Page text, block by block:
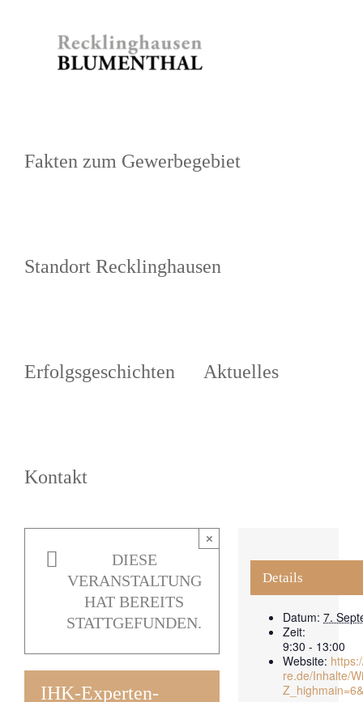
Fakten zum Gewerbegebiet
Standort Recklinghausen
Erfolgsgeschichten Aktuelles
Kontakt
DIESE
VERANSTALTUNG
HAT BEREITS
STATTGEFUNDEN.
×
IHK-Experten-
Details
Datum: 7.
Zeit:
9:30 - 13:00
Website:
re.de/Inhalte/